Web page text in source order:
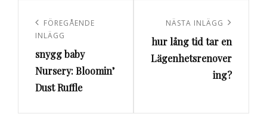
Föregående
FÖREGÅENDE
INLÄGG
snygg baby
Nursery: Bloomin’
Dust Ruffle
Nästa
inlägg
NÄSTA INLÄGG
hur lång tid tar en
Lägenhetsrenover
ing?